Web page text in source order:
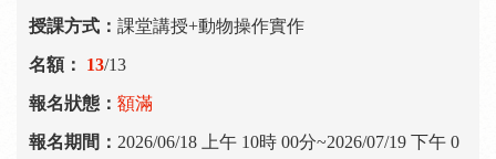
課堂講授+動物操作實作
13/13
額滿
2026/06/18 上午 10時 00分~2026/07/19 下午 0